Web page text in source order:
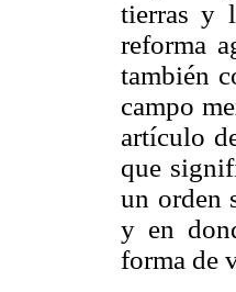
tierras y
reforma
también
campo
artículo
que
un orden
y en
forma de